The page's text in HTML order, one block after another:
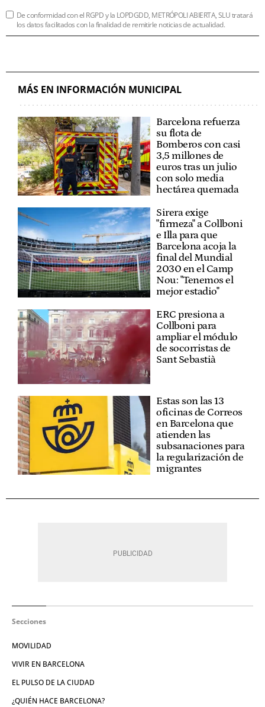
De conformidad con el RGPD y la LOPDGDD, METRÓPOLI ABIERTA, SLU tratará
los datos facilitados con la finalidad de remitirle noticias de actualidad.
MÁS EN INFORMACIÓN MUNICIPAL
Barcelona refuerza
su flota de
Bomberos con casi
3,5 millones de
euros tras un julio
con solo media
hectárea quemada
Sirera exige
"firmeza" a Collboni
e Illa para que
Barcelona acoja la
final del Mundial
2030 en el Camp
Nou: "Tenemos el
mejor estadio"
ERC presiona a
Collboni para
ampliar el módulo
de socorristas de
Sant Sebastià
Estas son las 13
oficinas de Correos
en Barcelona que
atienden las
subsanaciones para
la regularización de
migrantes
Secciones
MOVILIDAD
VIVIR EN BARCELONA
EL PULSO DE LA CIUDAD
¿QUIÉN HACE BARCELONA?